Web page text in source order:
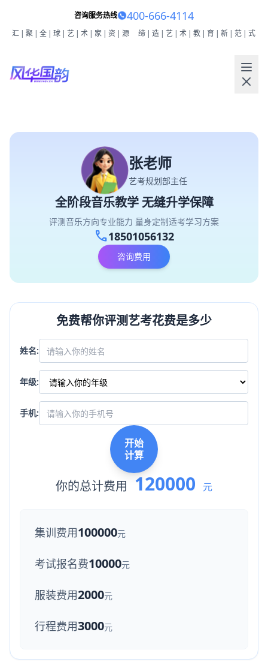
咨询服务热线 400-666-4114
汇|聚|全|球|艺|术|家|资|源 缔|造|艺|术|教|育|新|范|式
张老师
艺考规划部主任
全阶段音乐教学 无缝升学保障
评测音乐方向专业能力 量身定制适考学习方案
call18501056132
咨询费用
免费帮你评测艺考花费是多少
姓名:
年级:
手机:
开始
计算
你的总计费用 120000 元
集训费用100000元
考试报名费10000元
服装费用2000元
行程费用3000元